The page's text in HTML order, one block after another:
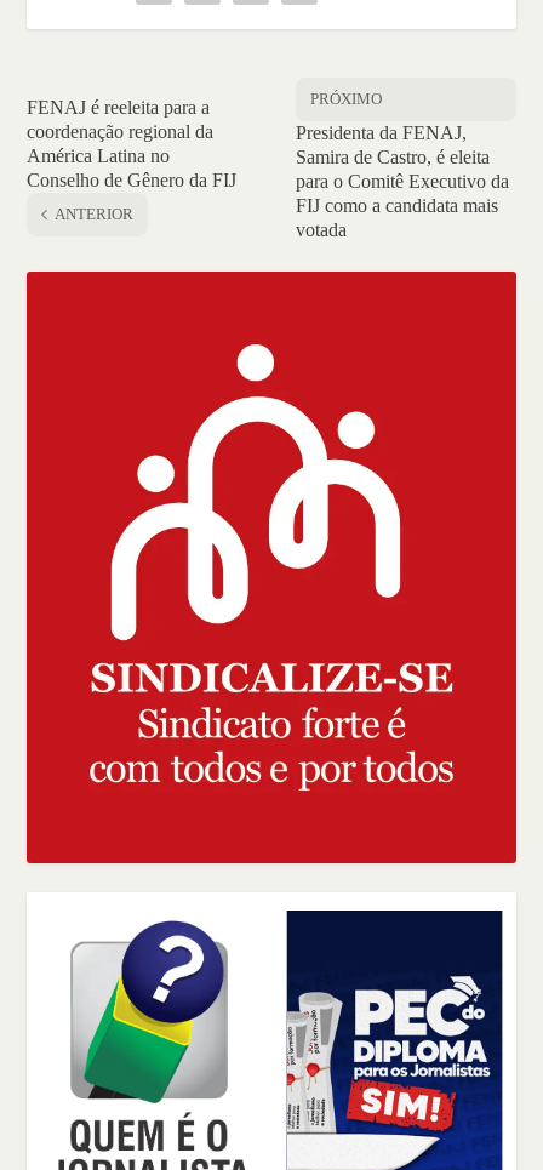
FENAJ é reeleita para a
coordenação regional da
América Latina no
Conselho de Gênero da FIJ
ANTERIOR
PRÓXIMO
Presidenta da FENAJ,
Samira de Castro, é eleita
para o Comitê Executivo da
FIJ como a candidata mais
votada